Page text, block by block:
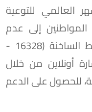
العالمي للتوعية
المواطنين إلى عدم
التردد في التواصل عبر الخطوط الساخنة (16328 -
أونلاين من خلال
للحصول على الدعم